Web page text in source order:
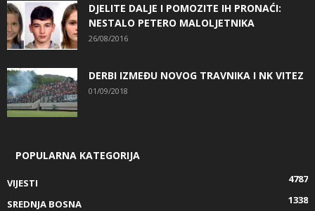
DJELITE DALJE I POMOZITE IH PRONAĆI:
NESTALO PETERO MALOLJETNIKA
26/08/2016
DERBI IZMEĐU NOVOG TRAVNIKA I NK VITEZ
01/09/2018
POPULARNA KATEGORIJA
VIJESTI
4787
SREDNJA BOSNA
1338